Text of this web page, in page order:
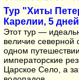
Тур "Хиты
Карелии, 5
Этот тур —
величие северной
одном
императорские
Царское Село, а